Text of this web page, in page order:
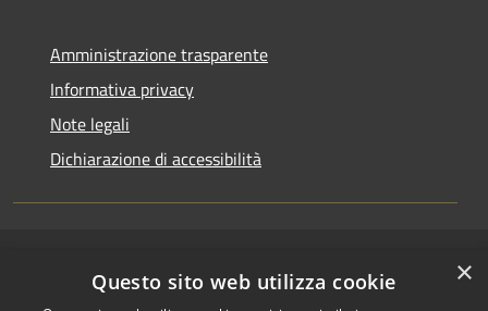
Amministrazione trasparente
Informativa privacy
Note legali
Dichiarazione di accessibilità
Accessibilità
Copyright © 2026 • Comune di
Riccione • Powered by
×
Questo sito web utilizza cookie